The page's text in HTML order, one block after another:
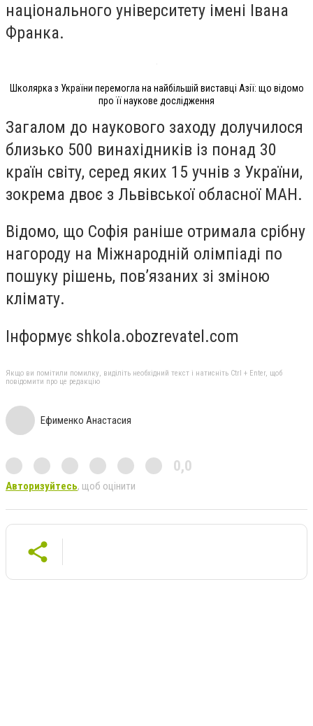
національного університету імені Івана
Франка.
Школярка з України перемогла на найбільшій виставці Азії: що відомо
про її наукове дослідження
Загалом до наукового заходу долучилося
близько 500 винахідників із понад 30
країн світу, серед яких 15 учнів з України,
зокрема двоє з Львівської обласної МАН.
Відомо, що Софія раніше отримала срібну
нагороду на Міжнародній олімпіаді по
пошуку рішень, пов’язаних зі зміною
клімату.
Інформує shkola.obozrevatel.com
Якщо ви помітили помилку, виділіть необхідний текст і натисніть Ctrl + Enter, щоб
повідомити про це редакцію
Ефименко Анастасия
0,0
Авторизуйтесь, щоб оцінити